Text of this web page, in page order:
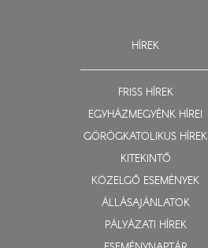
HÍREK
FRISS HÍREK
EGYHÁZMEGYÉNK HÍREI
GÖRÖGKATOLIKUS HÍREK
KITEKINTŐ
KÖZELGŐ ESEMÉNYEK
ÁLLÁSAJÁNLATOK
PÁLYÁZATI HÍREK